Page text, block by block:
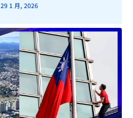
29 1 月, 2026